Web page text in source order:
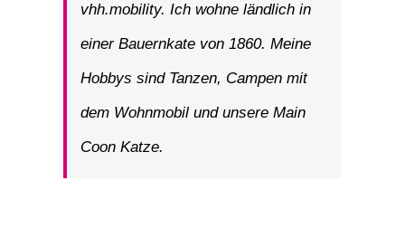
vhh.mobility. Ich wohne ländlich in
einer Bauernkate von 1860. Meine
Hobbys sind Tanzen, Campen mit
dem Wohnmobil und unsere Main
Coon Katze.